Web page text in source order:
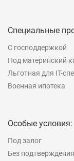
Специальные
С господдержкой
Под материнский
Льготная для IT-
Военная ипотека
Особые условия:
Под залог
Без